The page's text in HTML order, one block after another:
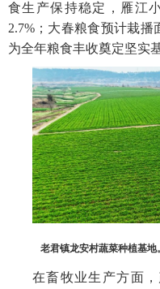
食生产保持稳定，雁江
2.7%；大春粮食预计栽播
为全年粮食丰收奠定坚实
老君镇龙安村蔬菜种植基地。
在畜牧业生产方面